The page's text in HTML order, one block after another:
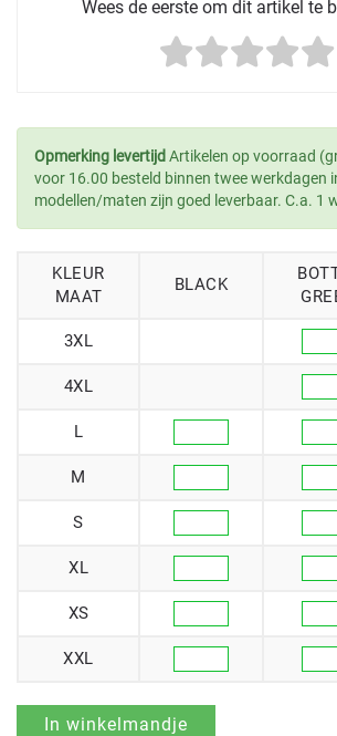
Wees de eerste om dit artikel te
Opmerking levertijd Artikelen op voorraad
voor 16.00 besteld binnen twee werkdagen
modellen/maten zijn goed leverbaar. C.a. 1
KLEUR
MAAT
BLACK
3XL
4XL
L
M
S
XL
XS
XXL